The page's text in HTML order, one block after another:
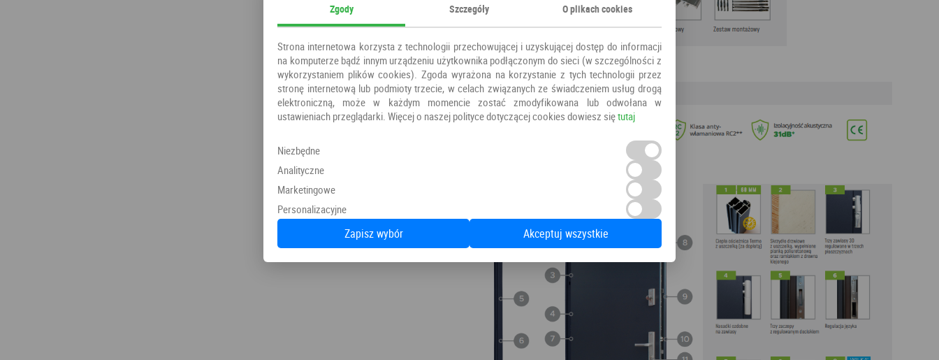
Zgody Szczegóły O plikach cookies
Strona internetowa korzysta z technologii przechowującej i uzyskującej dostęp do informacji
na komputerze bądź innym urządzeniu użytkownika podłączonym do sieci (w szczególności z
wykorzystaniem plików cookies). Zgoda wyrażona na korzystanie z tych technologii przez
stronę internetową lub podmioty trzecie, w celach związanych ze świadczeniem usług drogą
elektroniczną, może w każdym momencie zostać zmodyfikowana lub odwołana w
ustawieniach przeglądarki. Więcej o naszej polityce dotyczącej cookies dowiesz siętutaj
Niezbędne
Analityczne
Marketingowe
Personalizacyjne
Zapisz wybór Akceptuj wszystkie